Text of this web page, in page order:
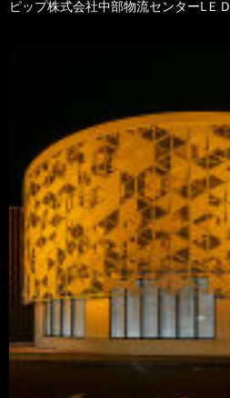
ピップ株式会社中部物流センターLＥ